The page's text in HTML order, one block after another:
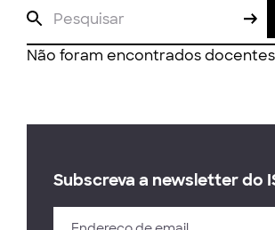
Não foram encontrados
Subscreva a newsletter do